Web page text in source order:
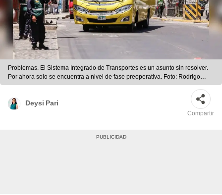
Problemas. El Sistema Integrado de Transportes es un asunto sin resolver.
Por ahora solo se encuentra a nivel de fase preoperativa. Foto: Rodrigo
Talavera/ LR
Deysi Pari
Compartir